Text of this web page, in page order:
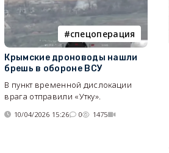
спецоперация
Крымские дроноводы нашли
брешь в обороне ВСУ
В пункт временной дислокации
врага отправили «Утку».
10/04/2026 15:26 0 1475